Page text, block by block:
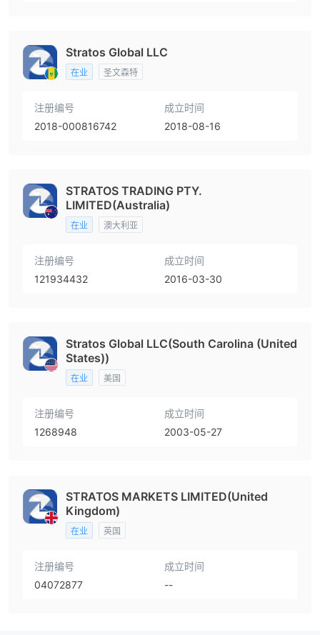
Stratos Global LLC
在业 圣文森特
注册编号
2018-000816742
成立时间
2018-08-16
STRATOS TRADING PTY.
LIMITED(Australia)
在业 澳大利亚
注册编号
121934432
成立时间
2016-03-30
Stratos Global LLC(South Carolina (United
States))
在业 美国
注册编号
1268948
成立时间
2003-05-27
STRATOS MARKETS LIMITED(United
Kingdom)
在业 英国
注册编号
04072877
成立时间
--